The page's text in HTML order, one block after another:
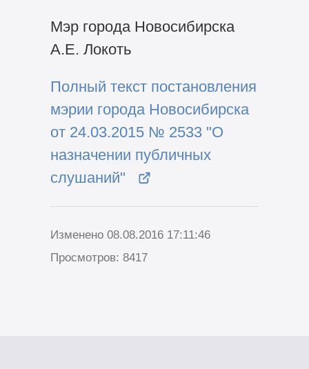
Мэр города Новосибирска
А.Е. Локоть
Полный текст постановления
мэрии города Новосибирска
от 24.03.2015 № 2533 "О
назначении публичных
слушаний"
Изменено 08.08.2016 17:11:46
Просмотров: 8417